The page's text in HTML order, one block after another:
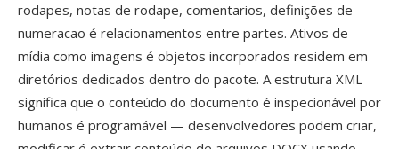
rodapes, notas de rodape, comentarios, definições de
numeracao é relacionamentos entre partes. Ativos de
mídia como imagens é objetos incorporados residem em
diretórios dedicados dentro do pacote. A estrutura XML
significa que o conteúdo do documento é inspecionável por
humanos é programável — desenvolvedores podem criar,